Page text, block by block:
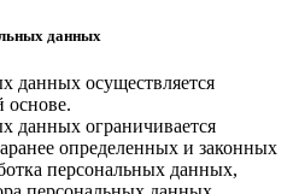
данных
данных осуществляется
основе.
данных ограничивается
определенных и законных
персональных данных,